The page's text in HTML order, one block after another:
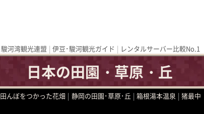
駿河湾観光連盟 伊豆･駿河観光ガイド レンタルサーバー比較No.1
日本の田園・草原・丘
田んぼをつかった花畑 静岡の田園･草原･丘 箱根湯本温泉 猪最中